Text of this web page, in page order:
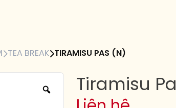
TEA BREAK TIRAMISU PAS (N)
Tiramisu